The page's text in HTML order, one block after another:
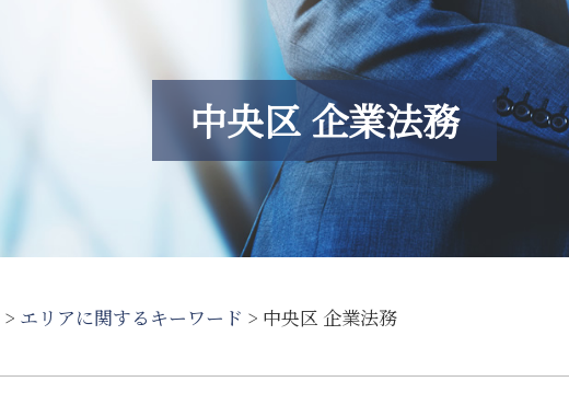
中央区 企業法務
> エリアに関するキーワード > 中央区 企業法務